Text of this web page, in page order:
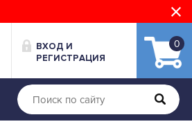
0
ВХОД И
РЕГИСТРАЦИЯ